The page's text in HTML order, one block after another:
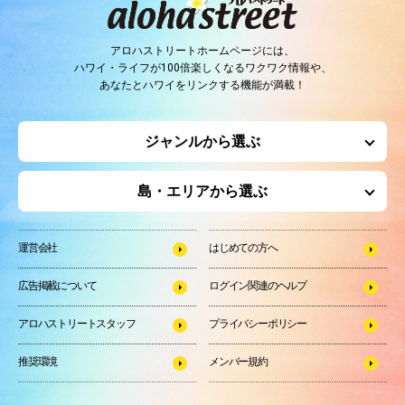
アロハストリートホームページには、
ハワイ・ライフが100倍楽しくなるワクワク情報や、
あなたとハワイをリンクする機能が満載！
ジャンルから選ぶ
島・エリアから選ぶ
運営会社 はじめての方へ
広告掲載について ログイン関連のヘルプ
アロハストリートスタッフ プライバシーポリシー
推奨環境 メンバー規約